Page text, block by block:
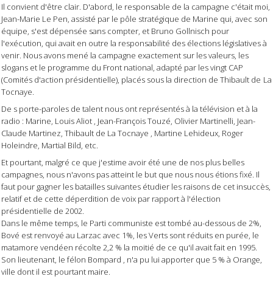
Il convient d'être clair. D'abord, le responsable de la campagne c'était moi,
Jean-Marie Le Pen, assisté par le pôle stratégique de Marine qui, avec son
équipe, s'est dépensée sans compter, et Bruno Gollnisch pour
l'exécution, qui avait en outre la responsabilité des élections législatives à
venir. Nous avons mené la campagne exactement sur les valeurs, les
slogans et le programme du Front national, adapté par les vingt CAP
(Comités d'action présidentielle), placés sous la direction de Thibault de La
Tocnaye.
De s porte-paroles de talent nous ont représentés à la télévision et à la
radio : Marine, Louis Aliot , Jean-François Touzé, Olivier Martinelli, Jean-
Claude Martinez, Thibault de La Tocnaye , Martine Lehideux, Roger
Holeindre, Martial Bild, etc.
Et pourtant, malgré ce que j'estime avoir été une de nos plus belles
campagnes, nous n'avons pas atteint le but que nous nous étions fixé. Il
faut pour gagner les batailles suivantes étudier les raisons de cet insuccès,
relatif et de cette déperdition de voix par rapport à l'élection
présidentielle de 2002.
Dans le même temps, le Parti communiste est tombé au-dessous de 2%,
Bové est renvoyé au Larzac avec 1%, les Verts sont réduits en purée, le
matamore vendéen récolte 2,2 % la moitié de ce qu'il avait fait en 1995.
Son lieutenant, le félon Bompard , n'a pu lui apporter que 5 % à Orange,
ville dont il est pourtant maire.